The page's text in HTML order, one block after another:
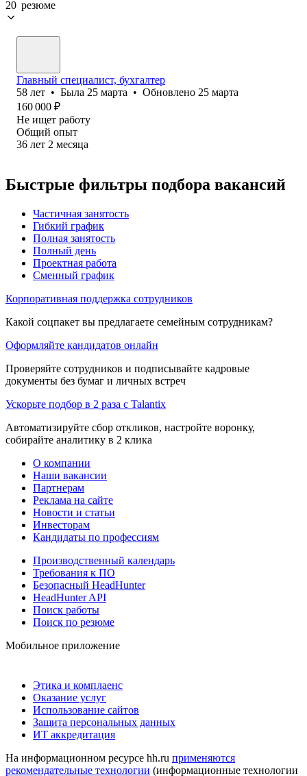
20 резюме
Главный специалист, бухгалтер
58 лет • Была 25 марта • Обновлено 25 марта
160 000 ₽
Не ищет работу
Общий опыт
36 лет 2 месяца
Быстрые фильтры подбора вакансий
Частичная занятость
Гибкий график
Полная занятость
Полный день
Проектная работа
Сменный график
Корпоративная поддержка сотрудников
Какой соцпакет вы предлагаете семейным сотрудникам?
Оформляйте кандидатов онлайн
Проверяйте сотрудников и подписывайте кадровые
документы без бумаг и личных встреч
Ускорьте подбор в 2 раза с Talantix
Автоматизируйте сбор откликов, настройте воронку,
собирайте аналитику в 2 клика
О компании
Наши вакансии
Партнерам
Реклама на сайте
Новости и статьи
Инвесторам
Кандидаты по профессиям
Производственный календарь
Требования к ПО
Безопасный HeadHunter
HeadHunter API
Поиск работы
Поиск по резюме
Мобильное приложение
Этика и комплаенс
Оказание услуг
Использование сайтов
Защита персональных данных
ИТ аккредитация
На информационном ресурсе hh.ru применяются
рекомендательные технологии (информационные технологии